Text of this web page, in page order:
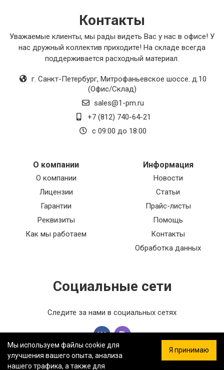
Контакты
Уважаемые клиенты, мы рады видеть Вас у нас в офисе! У
нас дружный коллектив приходите! На складе всегда
поддерживается расходный материал.
г. Санкт-Петербург, Митрофаньевское шоссе. д.10
(Офис/Склад)
sales@1-pm.ru
+7 (812) 740-64-21
с 09:00 до 18:00
О компании
О компании
Лицензии
Гарантии
Реквизиты
Как мы работаем
Информация
Новости
Статьи
Прайс-листы
Помощь
Контакты
Обработка данных
Социальные сети
Следите за нами в социальных сетях
Мы используем файлы cookie для
улучшения вашего опыта, анализа
нашего трафика, а также для
Я принимаю